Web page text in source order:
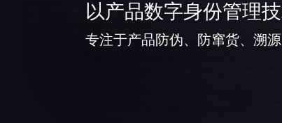
以产品数字身份管理
专注于产品防伪、防窜货、溯